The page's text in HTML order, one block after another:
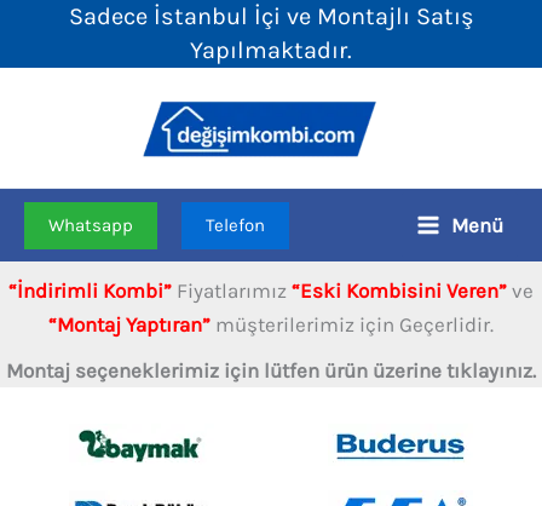
Sadece İstanbul İçi ve Montajlı Satış
Yapılmaktadır.
Whatsapp Telefon Menü
“İndirimli Kombi” Fiyatlarımız “Eski Kombisini Veren” ve
“Montaj Yaptıran” müşterilerimiz için Geçerlidir.
Montaj seçeneklerimiz için lütfen ürün üzerine tıklayınız.